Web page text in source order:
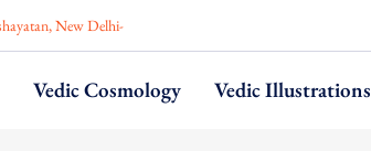
New Delhi-
Vedic Cosmology Vedic Illustrations